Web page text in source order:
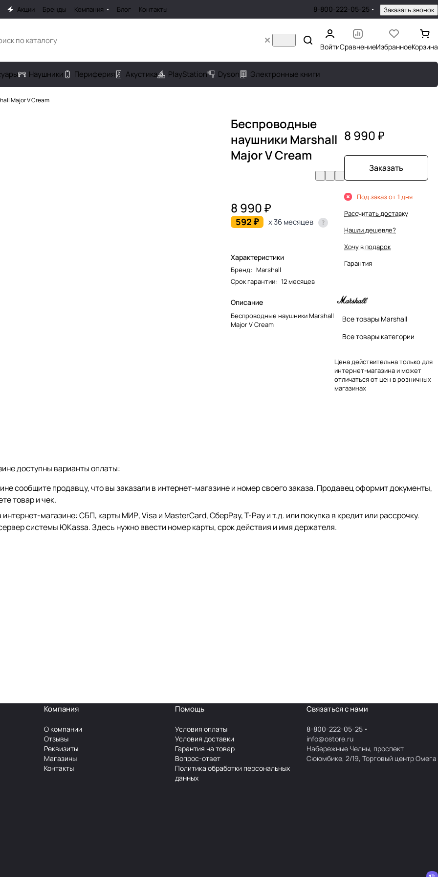
Акции Бренды Компания Блог Контакты 8-800-222-05-25 Заказать звонок
ВойтиСравнениеИзбранноеКорзина
Наушники Периферия Акустика PlayStation Dyson Электронные книги
Major V Cream
Беспроводные
наушники Marshall
Major V Cream
8 990 ₽
592 ₽ x 36 месяцев
Характеристики
Бренд: Marshall
Срок гарантии: 12 месяцев
Описание
Беспроводные наушники Marshall
Major V Cream
8 990 ₽
Заказать
Под заказ от 1 дня
Рассчитать доставку
Нашли дешевле?
Хочу в подарок
Гарантия
Все товары Marshall
Все товары категории
Цена действительна только для
интернет-магазина и может
отличаться от цен в розничных
магазинах
доступны варианты оплаты:
сообщите продавцу, что вы заказали в интернет-магазине и номер своего заказа. Продавец оформит документы,
товар и чек.
магазине: СБП, карты МИР, Visa и MasterCard, СберPay, Т-Pay и т.д. или покупка в кредит или рассрочку.
системы ЮKassa. Здесь нужно ввести номер карты, срок действия и имя держателя.
Компания
О компании
Отзывы
Реквизиты
Магазины
Контакты
Помощь
Условия оплаты
Условия доставки
Гарантия на товар
Вопрос-ответ
Политика обработки персональных
данных
Связаться с нами
8-800-222-05-25
info@ostore.ru
Набережные Челны, проспект
Сююмбике, 2/19, Торговый центр Омега